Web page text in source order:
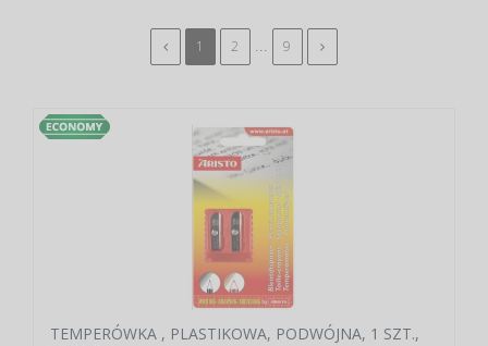
1 2 9
TEMPERÓWKA , PLASTIKOWA, PODWÓJNA, 1 SZT.,